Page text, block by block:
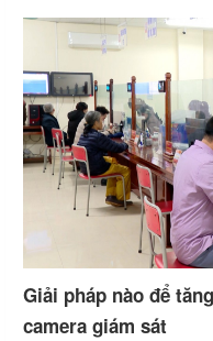
Giải pháp nào để
camera giám sát